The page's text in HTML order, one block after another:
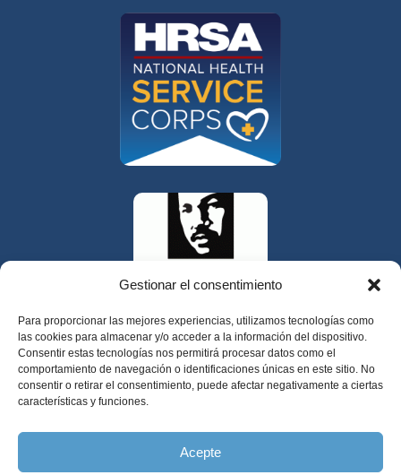
Gestionar el consentimiento
Para proporcionar las mejores experiencias, utilizamos tecnologías como
las cookies para almacenar y/o acceder a la información del dispositivo.
Consentir estas tecnologías nos permitirá procesar datos como el
comportamiento de navegación o identificaciones únicas en este sitio. No
consentir o retirar el consentimiento, puede afectar negativamente a ciertas
características y funciones.
Acepte
325 W Gowe Street, Kent, Washington 98032
Copyright 2025 Valley Cities Behavioral